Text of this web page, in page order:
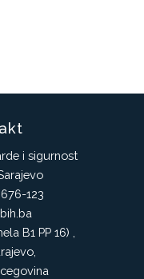
i sigurnost
123
B1 PP 16) ,